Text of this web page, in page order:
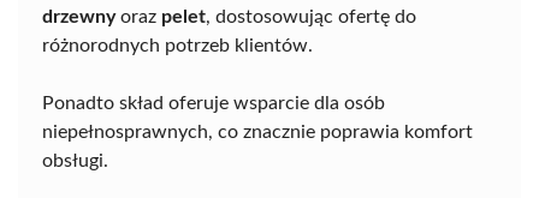
drzewnyoraz pelet, dostosowując ofertę do
różnorodnych potrzeb klientów.
Ponadto skład oferuje wsparcie dla osób
niepełnosprawnych, co znacznie poprawia komfort
obsługi.